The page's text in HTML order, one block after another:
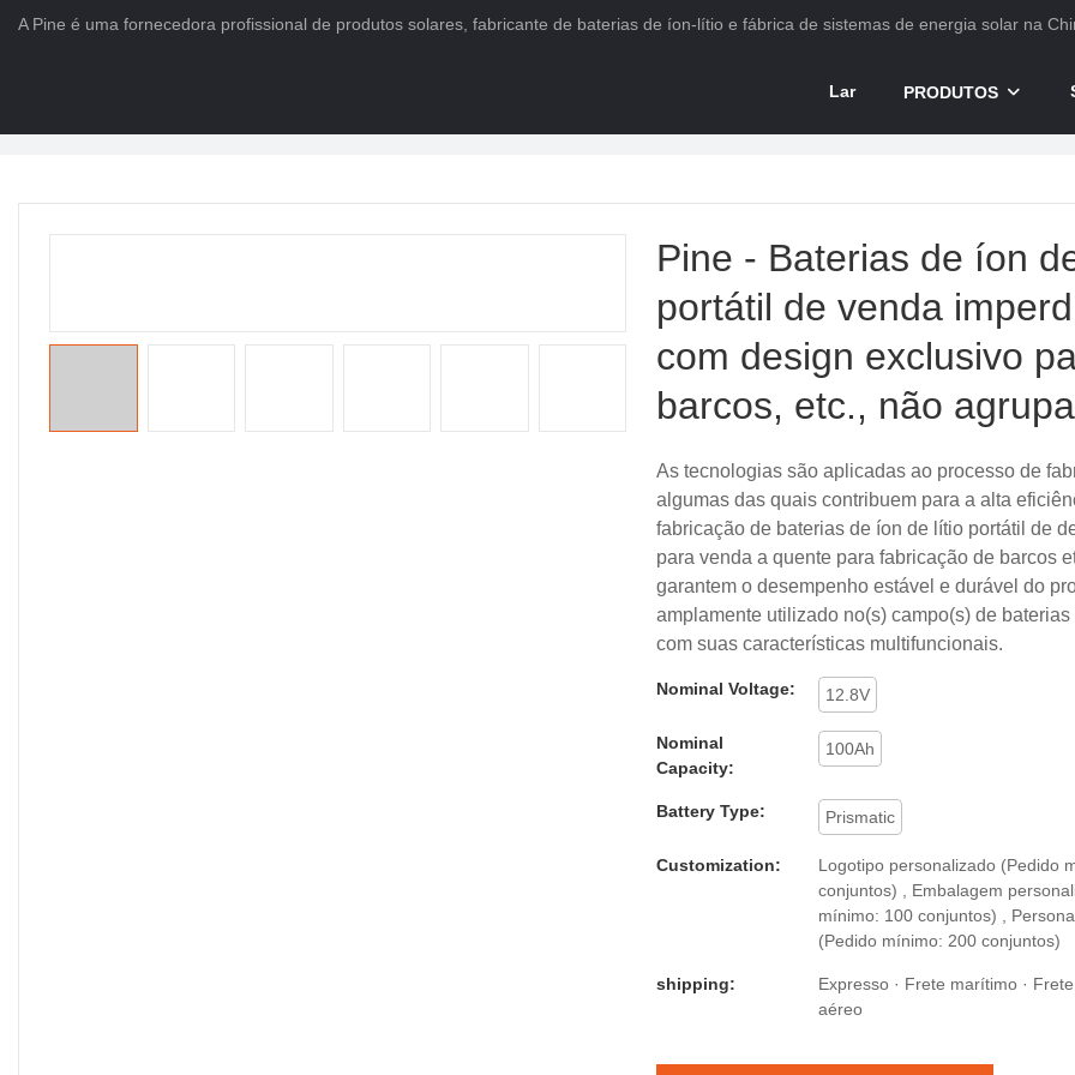
A Pine é uma fornecedora profissional de produtos solares, fabricante de baterias de íon-lítio e fábrica de sistemas de energia solar na
Lar PRODUTOS
Pine - Baterias de íon
portátil de venda
com design exclusivo
barcos, etc., não
As tecnologias são aplicadas ao processo de
algumas das quais contribuem para a alta
fabricação de baterias de íon de lítio portátil de
para venda a quente para fabricação de barcos
garantem o desempenho estável e durável do
amplamente utilizado no(s) campo(s) de
com suas características multifuncionais.
Nominal Voltage: 12.8V
Nominal
Capacity:
100Ah
Battery Type: Prismatic
Customization:
Logotipo personalizado (Pedido
conjuntos) , Embalagem
mínimo: 100 conjuntos) ,
(Pedido mínimo: 200 conjuntos)
shipping:
Expresso · Frete marítimo ·
aéreo